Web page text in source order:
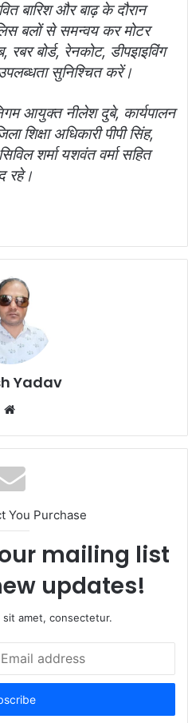
बारिश और बाढ़ के दौरान
बलों से समन्‍वय कर मोटर
बोर्ड, रेनकोट, डीपइाइविंग
सुनिश्चित करें।
आयुक्‍त नीलेश दुबे, कार्यपालन
शिक्षा अधिकारी पीपी सिंह,
शर्मा यशवंत वर्मा सहित
रहे।
Yadav
b
s
i
e
You Purchase
mailing list
updates!
sit amet, consectetur.